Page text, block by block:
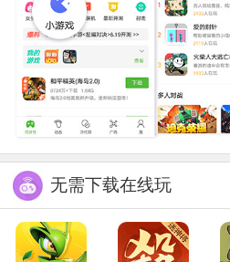
无需下载在线玩